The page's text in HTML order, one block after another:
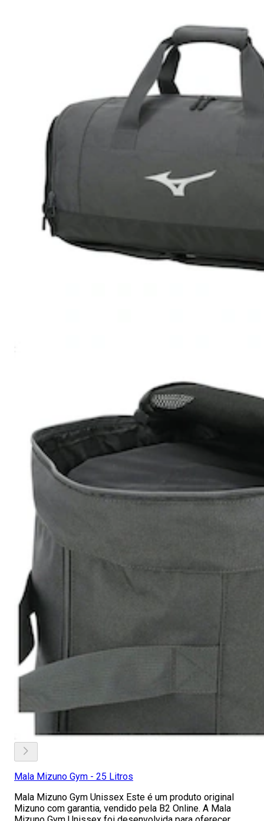
Mala Mizuno Gym - 25 Litros
Mala Mizuno Gym Unissex Este é um produto original
Mizuno com garantia, vendido pela B2 Online. A Mala